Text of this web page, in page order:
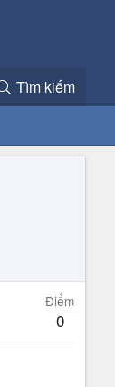
Tìm kiếm
Điểm
0